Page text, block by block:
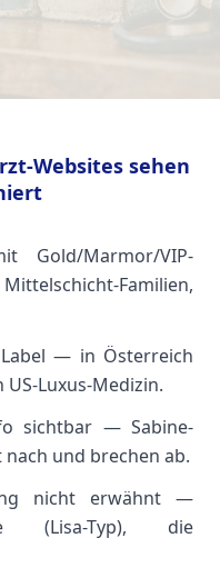
Websites sehen
Gold/Marmor/VIP-
Familien,
— in Österreich
Luxus-Medizin.
sichtbar — Sabine-
und brechen ab.
nicht erwähnt —
(Lisa-Typ), die